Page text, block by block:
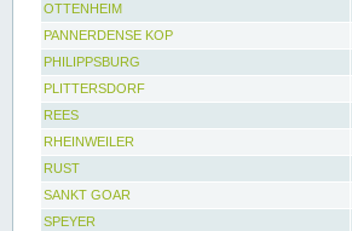
OTTENHEIM
PANNERDENSE KOP
PHILIPPSBURG
PLITTERSDORF
REES
RHEINWEILER
RUST
SANKT GOAR
SPEYER